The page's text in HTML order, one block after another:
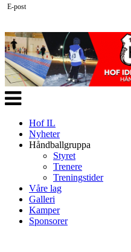
Veksle
navigasjon
Hof IL
Nyheter
Håndballgruppa
Styret
Trenere
Treningstider
Våre lag
Galleri
Kamper
Sponsorer
E-post